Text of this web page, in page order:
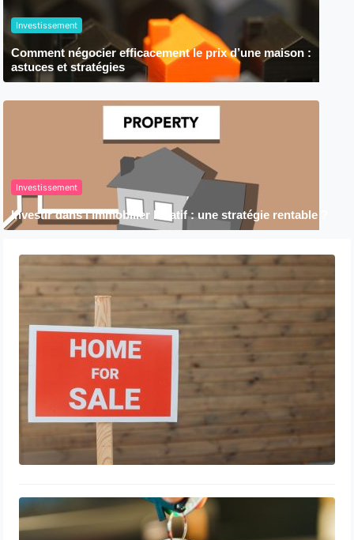
Investissement
Comment négocier efficacement le prix d’une maison :
astuces et stratégies
Investissement
Investir dans l’immobilier locatif : une stratégie rentable ?
Acheter ou louer en Belgique : quelle
est la meilleure option ?
7 août 2026
Comprendre l’amortissement
immobilier : guide pratique pour
investisseurs